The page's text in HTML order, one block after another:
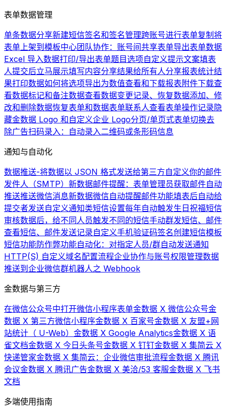
表单数据管理
单条数据分享新建短信签名和签名管理跨账号进行表单复制将
表单上架到模板中心团队协作：账号间共享表单导出表单数据
Excel 导入数据打印/导出表单题目选项自定义提示文案填表
人提交后立马展示填写内容分享结果给所有人分享报表统计结
果打印数据如何将选项导出为数值查看和下载报表附件下载查
看数据标记和备注数据查看数据变更记录、恢复数据添加、修
改和删除数据恢复表单和数据表单联系人查看表单操作记录隐
藏金数据 Logo 和自定义企业 Logo分页/单页式表单切换去
除广告扫码录入：自动录入二维码或条形码信息
通知与自动化
数据推送-将数据以 JSON 格式发送给第三方自定义你的邮件
发件人（SMTP） 新数据邮件提醒：表单管理员获取邮件自动
推送推送微信消息新数据微信自动提醒邮件功能填表后自动给
提交者发送自定义通知类短信设置每年自动触发生日祝福短信
审核数据后，给不同人员触发不同的短信手动群发短信、邮件
查看短信、邮件发送记录自定义手机验证码签名创建短信模板
短信功能防作弊功能自动化：对指定人员/群自动发送通知
HTTP(S) 自定义域名配置流程企业协作与账号权限管理数据
推送到企业微信群机器人之 Webhook
金数据与第三方
在微信公众号中打开微信小程序表单金数据 X 微信公众号金
数据 X 第三方微信小程序金数据 X 百家号金数据 X 友盟+网
站统计（ U-Web） 金数据 X Google Analytics金数据 X 语
雀文档金数据 X 今日头条号金数据 X 钉钉金数据 X 集简云 X
快递管家金数据 X 集简云：企业微信审批流程金数据 X 腾讯
会议金数据 X 腾讯广告金数据 X 美洽/53 客服金数据 X 飞书
文档
多端使用指南